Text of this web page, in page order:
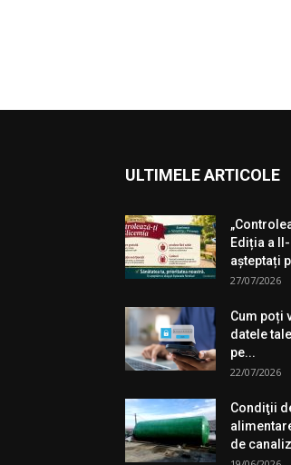
ULTIMELE ARTICOLE
Ediția a
așteptați
27/07/2026
Cum poți
datele
pe...
22/07/2026
Condiţii
de